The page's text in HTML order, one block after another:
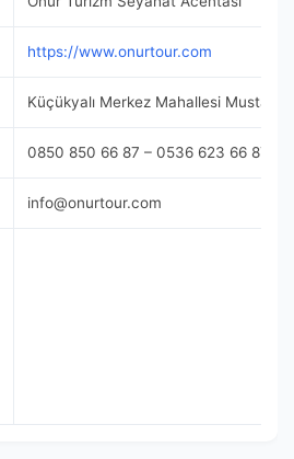
https://www.onurtour.com
Küçükyalı Merkez Mahallesi Mustafa
0850 850 66 87 – 0536 623 66 87
info@onurtour.com